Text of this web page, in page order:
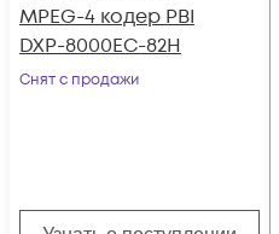
MPEG-4 кодер PBI
DXP-8000EC-82H
Снят с продажи